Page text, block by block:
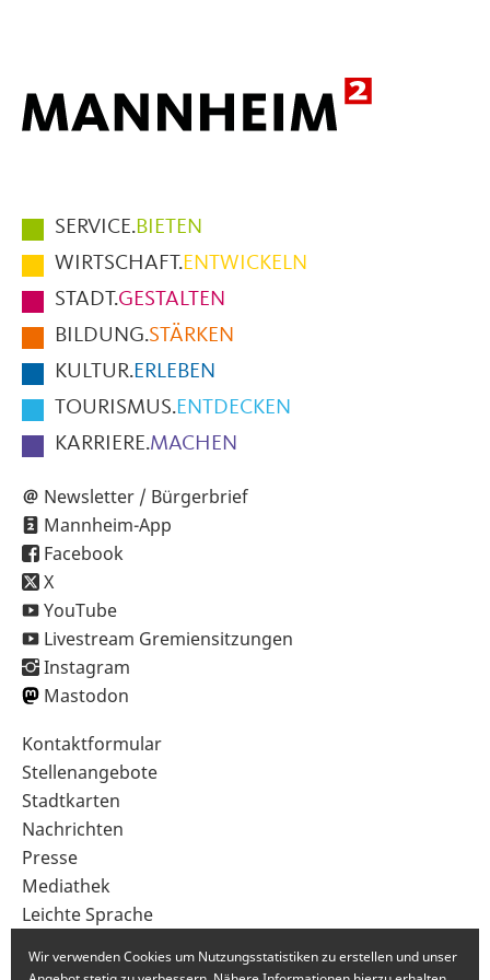
Hauptmenüpunkte
im
Fußbereich
der
Seite
SERVICE.BIETEN
WIRTSCHAFT.ENTWICKELN
STADT.GESTALTEN
BILDUNG.STÄRKEN
KULTUR.ERLEBEN
TOURISMUS.ENTDECKEN
KARRIERE.MACHEN
Newsletter / Bürgerbrief
Mannheim-App
Facebook
X
YouTube
Livestream Gremiensitzungen
Instagram
Mastodon
Sekundärnavigation
im
Fußbereich
Kontaktformular
Stellenangebote
Stadtkarten
Nachrichten
Presse
Mediathek
Leichte Sprache
Wir verwenden Cookies um Nutzungsstatistiken zu erstellen und unser